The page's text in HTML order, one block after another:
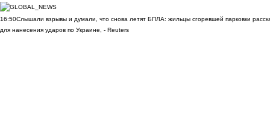
16:50Слышали взрывы и думали, что снова летят БПЛА: жильцы сгоревшей парковки
для нанесения ударов по Украине, - Reuters